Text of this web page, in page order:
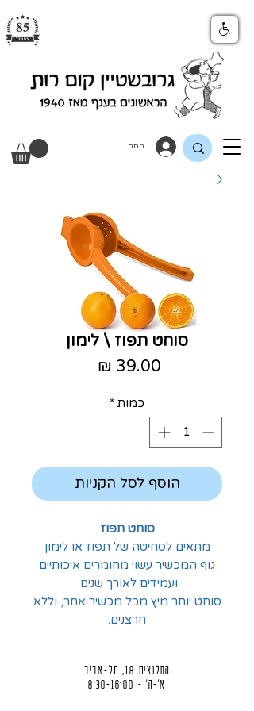
התחבר
סוחט תפוז \ לימון
כמות *
הוסף לסל הקניות
סוחט תפוז
מתאים לסחיטה של תפוז או לימון
גוף המכשיר עשוי מחומרים איכותיים
ועמידים לאורך שנים
סוחט יותר מיץ מכל מכשיר אחר, וללא
חרצנים.
החלוצים 18, תל-אביב
א'-ה' - 8:30-16:00